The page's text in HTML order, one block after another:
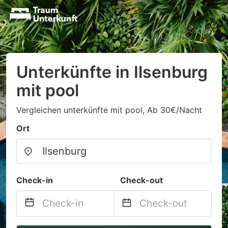
Unterkünfte in Ilsenburg
mit pool
Vergleichen unterkünfte mit pool, Ab 30€/Nacht
Ort
Check-in Check-out
Navigate
Navigate